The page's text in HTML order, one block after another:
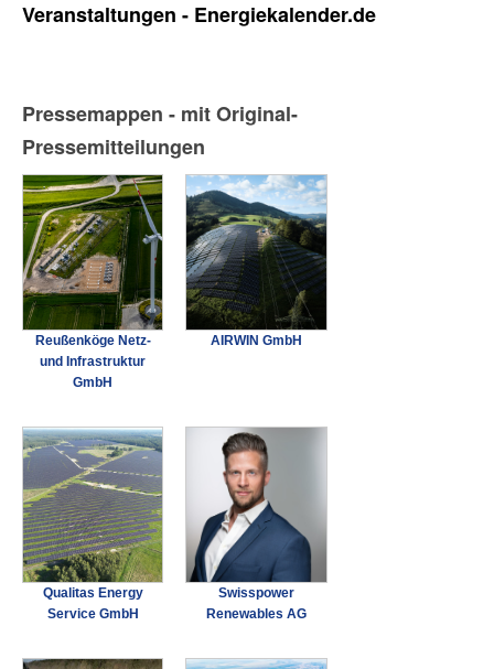
Veranstaltungen - Energiekalender.de
Pressemappen - mit Original-
Pressemitteilungen
Reußenköge Netz-
und Infrastruktur
GmbH
AIRWIN GmbH
Qualitas Energy
Service GmbH
Swisspower
Renewables AG